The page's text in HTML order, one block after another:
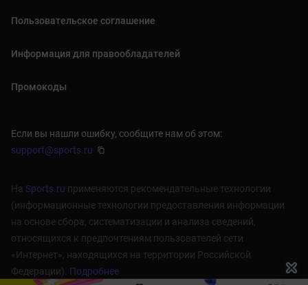
Пользовательское соглашение
Информация для правообладателей
Промокоды
Если вы нашли ошибку, сообщите нам об этом:
support@sports.ru
На Sports.ru применяются рекомендательные технологии
(информационные технологии предоставления информации
на основе сбора, систематизации и анализа сведений,
относящихся к предпочтениям пользователей сети
«Интернет», находящихся на территории Российской
Федерации). Подробнее